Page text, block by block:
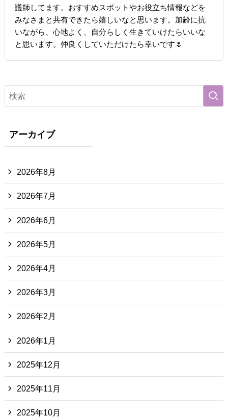
護師してます。おすすめスポットやお役立ち情報などを
みなさまと共有できたら嬉しいなと思います。加齢に抗
いながら、心地よく、自分らしく生きていけたらいいな
と思います。仲良くしていただけたら幸いです🌷
アーカイブ
2026年8月
2026年7月
2026年6月
2026年5月
2026年4月
2026年3月
2026年2月
2026年1月
2025年12月
2025年11月
2025年10月